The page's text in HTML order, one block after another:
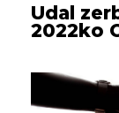
Udal
2022ko